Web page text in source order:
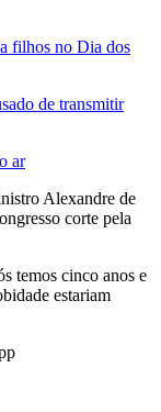
filhos no Dia dos
de transmitir
ar
Alexandre de
corte pela
temos cinco anos e
estariam